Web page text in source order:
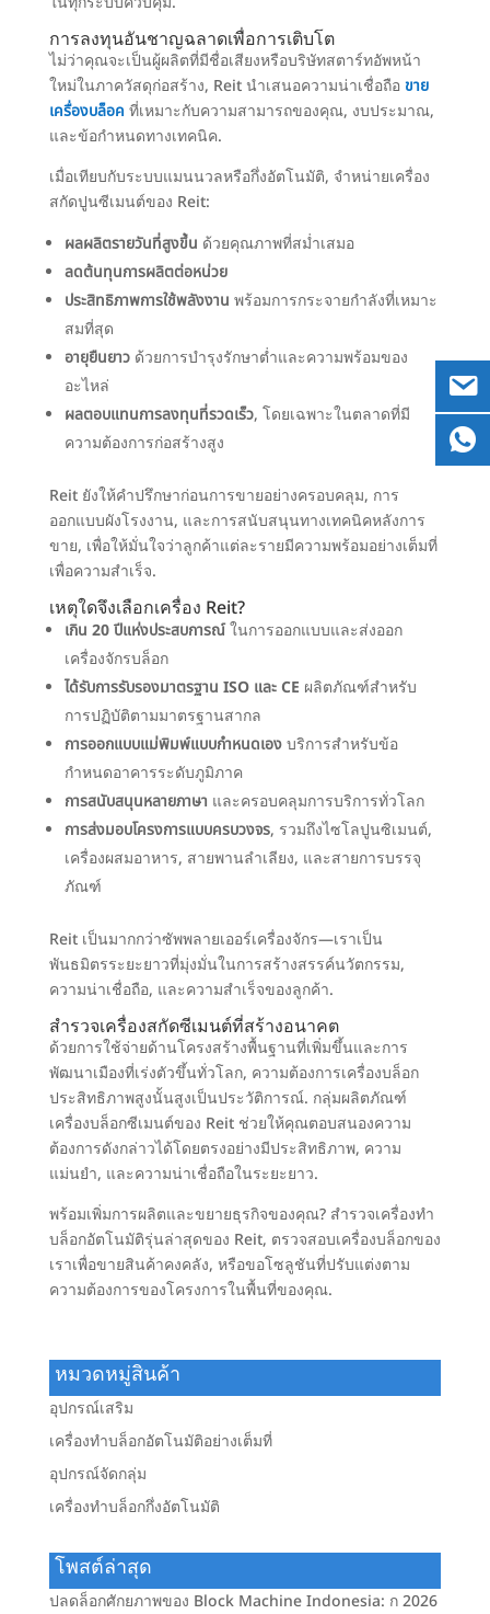
การลงทุนอันชาญฉลาดเพื่อการเติบโต
ไม่ว่าคุณจะเป็นผู้ผลิตที่มีชื่อเสียงหรือบริษัทสตาร์ทอัพหน้า
ใหม่ในภาควัสดุก่อสร้าง, Reit นำเสนอความน่าเชื่อถือขาย
เครื่องบล็อค ที่เหมาะกับความสามารถของคุณ, งบประมาณ,
และข้อกำหนดทางเทคนิค.
เมื่อเทียบกับระบบแมนนวลหรือกึ่งอัตโนมัติ, จำหน่ายเครื่อง
สกัดปูนซีเมนต์ของ Reit:
ผลผลิตรายวันที่สูงขึ้น ด้วยคุณภาพที่สม่ำเสมอ
ลดต้นทุนการผลิตต่อหน่วย
ประสิทธิภาพการใช้พลังงาน พร้อมการกระจายกำลังที่เหมาะ
สมที่สุด
อายุยืนยาวด้วยการบำรุงรักษาต่ำและความพร้อมของ
อะไหล่
ผลตอบแทนการลงทุนที่รวดเร็ว, โดยเฉพาะในตลาดที่มี
ความต้องการก่อสร้างสูง
Reit ยังให้คำปรึกษาก่อนการขายอย่างครอบคลุม, การ
ออกแบบผังโรงงาน, และการสนับสนุนทางเทคนิคหลังการ
ขาย, เพื่อให้มั่นใจว่าลูกค้าแต่ละรายมีความพร้อมอย่างเต็มที่
เพื่อความสำเร็จ.
เหตุใดจึงเลือกเครื่อง Reit?
เกิน 20 ปีแห่งประสบการณ์ในการออกแบบและส่งออก
เครื่องจักรบล็อก
ได้รับการรับรองมาตรฐาน ISO และ CE ผลิตภัณฑ์สำหรับ
การปฏิบัติตามมาตรฐานสากล
การออกแบบแม่พิมพ์แบบกำหนดเองบริการสำหรับข้อ
กำหนดอาคารระดับภูมิภาค
การสนับสนุนหลายภาษา และครอบคลุมการบริการทั่วโลก
การส่งมอบโครงการแบบครบวงจร, รวมถึงไซโลปูนซิเมนต์,
เครื่องผสมอาหาร, สายพานลำเลียง, และสายการบรรจุ
ภัณฑ์
Reit เป็นมากกว่าซัพพลายเออร์เครื่องจักร—เราเป็น
พันธมิตรระยะยาวที่มุ่งมั่นในการสร้างสรรค์นวัตกรรม,
ความน่าเชื่อถือ, และความสำเร็จของลูกค้า.
สำรวจเครื่องสกัดซีเมนต์ที่สร้างอนาคต
ด้วยการใช้จ่ายด้านโครงสร้างพื้นฐานที่เพิ่มขึ้นและการ
พัฒนาเมืองที่เร่งตัวขึ้นทั่วโลก, ความต้องการเครื่องบล็อก
ประสิทธิภาพสูงนั้นสูงเป็นประวัติการณ์. กลุ่มผลิตภัณฑ์
เครื่องบล็อกซีเมนต์ของ Reit ช่วยให้คุณตอบสนองความ
ต้องการดังกล่าวได้โดยตรงอย่างมีประสิทธิภาพ, ความ
แม่นยำ, และความน่าเชื่อถือในระยะยาว.
พร้อมเพิ่มการผลิตและขยายธุรกิจของคุณ? สำรวจเครื่องทำ
บล็อกอัตโนมัติรุ่นล่าสุดของ Reit, ตรวจสอบเครื่องบล็อกของ
เราเพื่อขายสินค้าคงคลัง, หรือขอโซลูชันที่ปรับแต่งตาม
ความต้องการของโครงการในพื้นที่ของคุณ.
หมวดหมู่สินค้า
อุปกรณ์เสริม
เครื่องทำบล็อกอัตโนมัติอย่างเต็มที่
อุปกรณ์จัดกลุ่ม
เครื่องทำบล็อกกึ่งอัตโนมัติ
โพสต์ล่าสุด
ปลดล็อกศักยภาพของ Block Machine Indonesia: ก 2026